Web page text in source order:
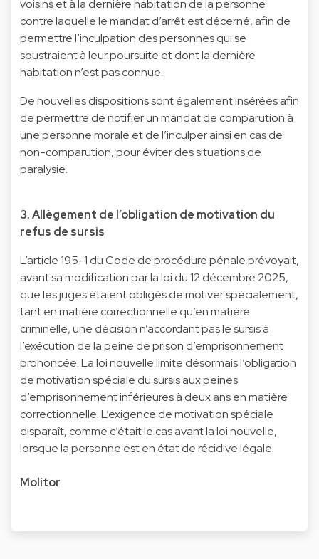
voisins et à la dernière habitation de la personne
contre laquelle le mandat d’arrêt est décerné, afin de
permettre l’inculpation des personnes qui se
soustraient à leur poursuite et dont la dernière
habitation n’est pas connue.
De nouvelles dispositions sont également insérées afin
de permettre de notifier un mandat de comparution à
une personne morale et de l’inculper ainsi en cas de
non-comparution, pour éviter des situations de
paralysie.
3. Allègement de l’obligation de motivation du
refus de sursis
L’article 195-1 du Code de procédure pénale prévoyait,
avant sa modification par la loi du 12 décembre 2025,
que les juges étaient obligés de motiver spécialement,
tant en matière correctionnelle qu’en matière
criminelle, une décision n’accordant pas le sursis à
l’exécution de la peine de prison d’emprisonnement
prononcée. La loi nouvelle limite désormais l’obligation
de motivation spéciale du sursis aux peines
d’emprisonnement inférieures à deux ans en matière
correctionnelle. L’exigence de motivation spéciale
disparaît, comme c’était le cas avant la loi nouvelle,
lorsque la personne est en état de récidive légale.
Molitor